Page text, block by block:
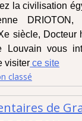
la civilisation
siècle, Docteur
Louvain vous
visiter ce site
classé
de